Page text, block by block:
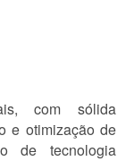
com sólida
e otimização de
de tecnologia